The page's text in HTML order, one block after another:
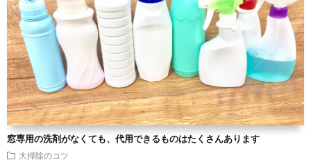
窓専用の洗剤がなくても、代用できるものはたくさんあります
大掃除のコツ